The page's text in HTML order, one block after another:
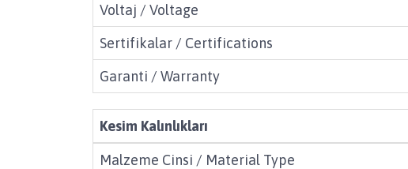
Voltaj / Voltage
Sertifikalar / Certifications
Garanti / Warranty
Kesim Kalınlıkları
Malzeme Cinsi / Material Type